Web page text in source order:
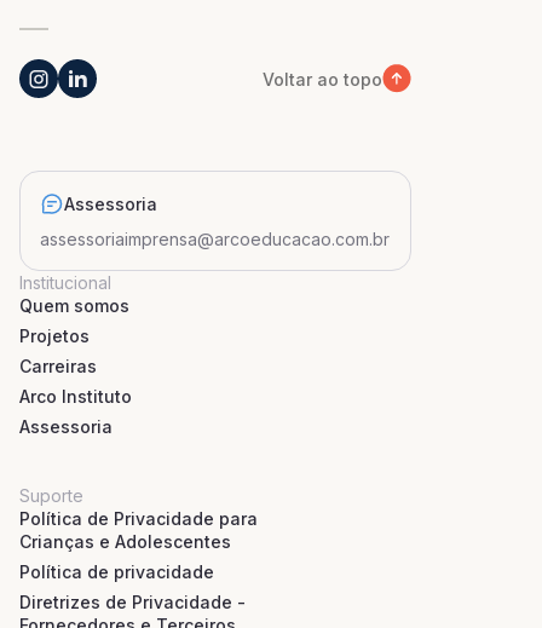
Voltar ao topo
Assessoria
assessoriaimprensa@arcoeducacao.com.br
Institucional
Quem somos
Projetos
Carreiras
Arco Instituto
Assessoria
Suporte
Política de Privacidade para
Crianças e Adolescentes
Política de privacidade
Diretrizes de Privacidade -